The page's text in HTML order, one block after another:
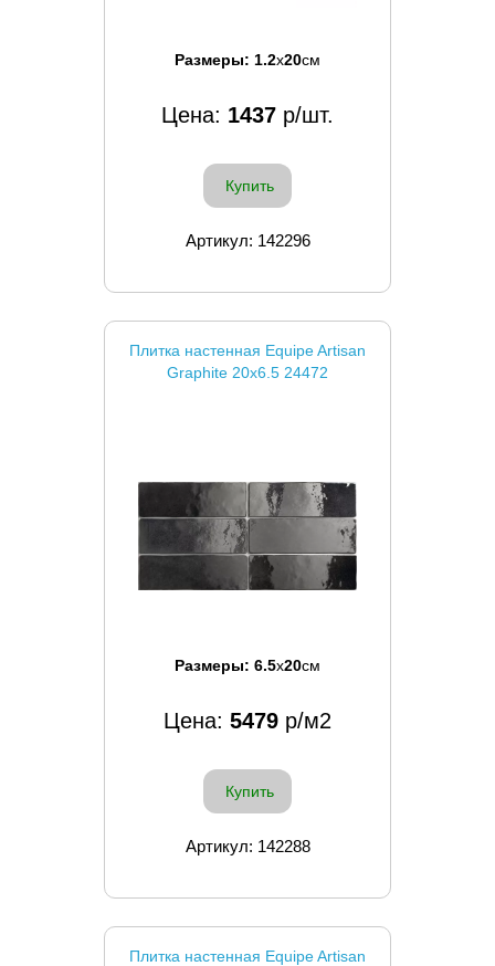
Размеры: 1.2x20см
Цена: 1437 р/шт.
Купить
Артикул: 142296
Плитка настенная Equipe Artisan
Graphite 20x6.5 24472
Размеры: 6.5x20см
Цена: 5479 р/м2
Купить
Артикул: 142288
Плитка настенная Equipe Artisan